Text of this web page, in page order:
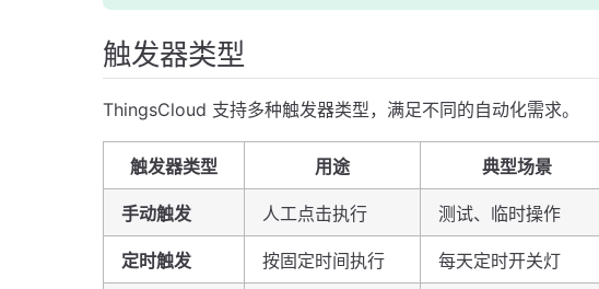
触发器类型
ThingsCloud 支持多种触发器类型，满足不同的自动化需求。
触发器类型 用途 典型场景
手动触发 人工点击执行 测试、临时操作
定时触发 按固定时间执行 每天定时开关灯